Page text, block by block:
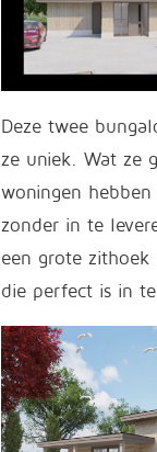
Deze twee
ze uniek. Wat ze
woningen
zonder in te
een grote zithoek
die perfect is in